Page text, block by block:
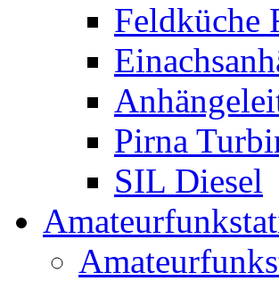
Feldküche
Pirna
SIL Diesel